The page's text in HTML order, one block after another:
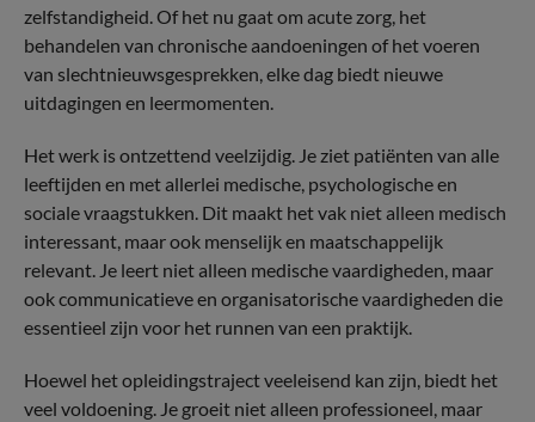
zelfstandigheid. Of het nu gaat om acute zorg, het
behandelen van chronische aandoeningen of het voeren
van slechtnieuwsgesprekken, elke dag biedt nieuwe
uitdagingen en leermomenten.
Het werk is ontzettend veelzijdig. Je ziet patiënten van alle
leeftijden en met allerlei medische, psychologische en
sociale vraagstukken. Dit maakt het vak niet alleen medisch
interessant, maar ook menselijk en maatschappelijk
relevant. Je leert niet alleen medische vaardigheden, maar
ook communicatieve en organisatorische vaardigheden die
essentieel zijn voor het runnen van een praktijk.
Hoewel het opleidingstraject veeleisend kan zijn, biedt het
veel voldoening. Je groeit niet alleen professioneel, maar